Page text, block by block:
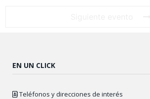
EN UN CLICK
Teléfonos y direcciones de interés